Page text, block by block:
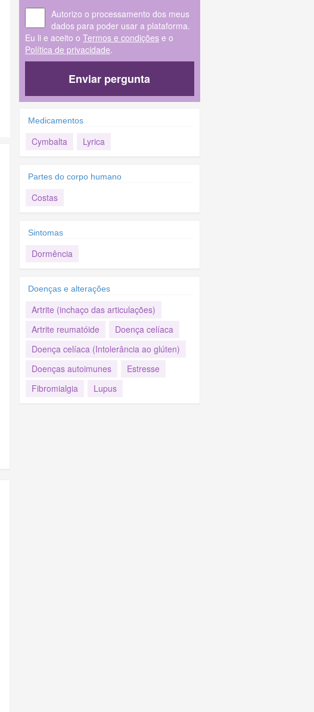
Autorizo o processamento dos meus
dados para poder usar a plataforma.
Eu li e aceito o Termos e condiçõese o
Política de privacidade.
Enviar pergunta
Medicamentos
Cymbalta Lyrica
Partes do corpo humano
Costas
Sintomas
Dormência
Doenças e alterações
Artrite (inchaço das articulações)
Artrite reumatóide
Doença celíaca
Doença celíaca (Intolerância ao glúten)
Doenças autoimunes
Estresse
Fibromialgia
Lupus